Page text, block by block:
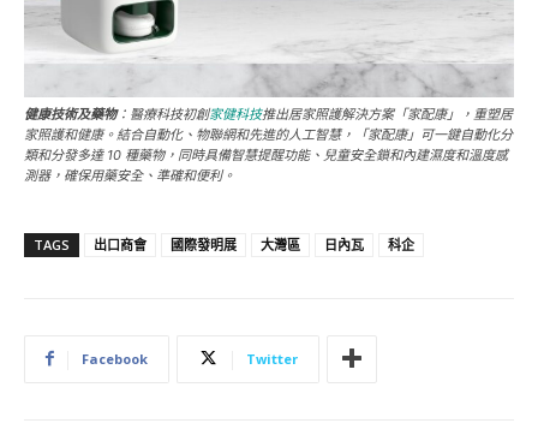
健康技術及藥物：醫療科技初創家健科技推出居家照護解決方案「家配康」，重塑居
家照護和健康。結合自動化、物聯網和先進的人工智慧，「家配康」可一鍵自動化分
類和分發多達 10 種藥物，同時具備智慧提醒功能、兒童安全鎖和內建濕度和溫度感
測器，確保用藥安全、準確和便利。
TAGS 出口商會 國際發明展 大灣區 日內瓦 科企
Facebook Twitter